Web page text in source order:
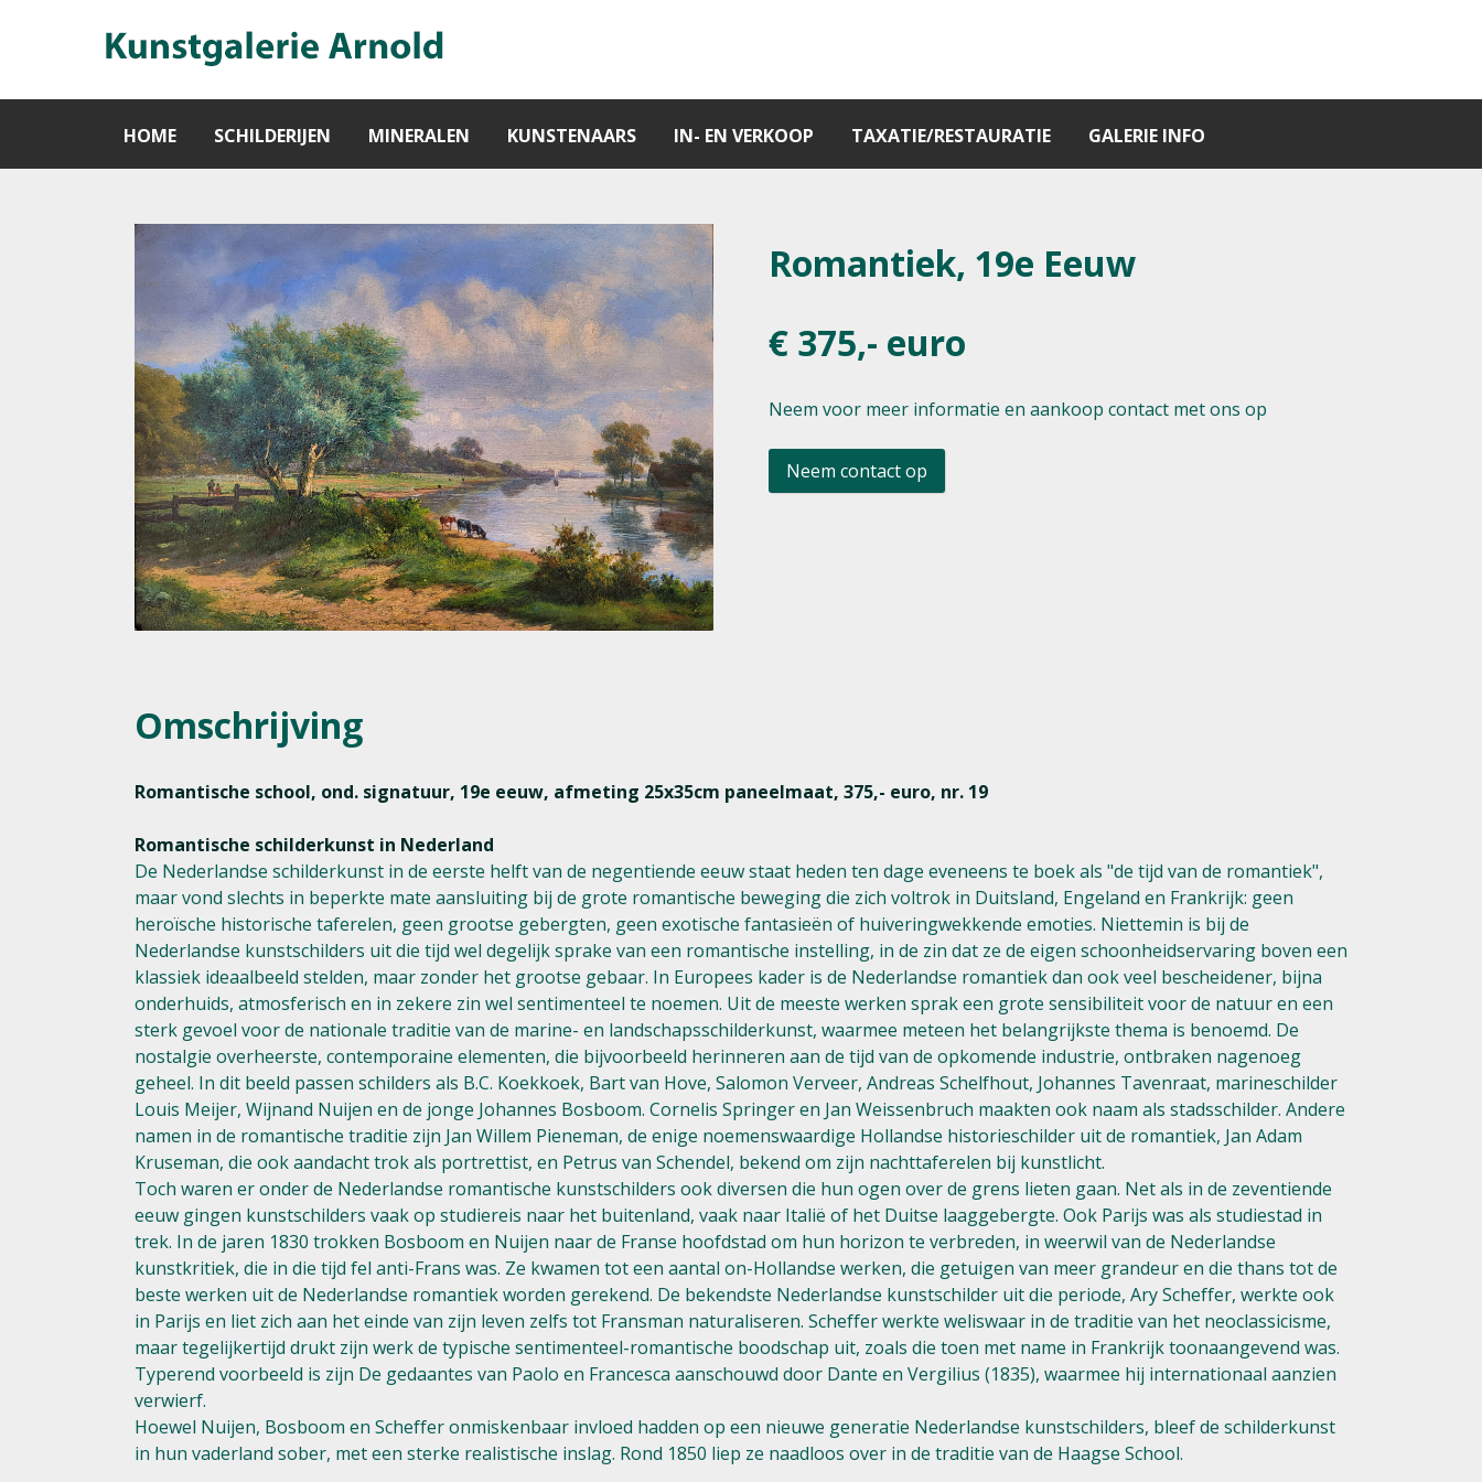
HOME SCHILDERIJEN MINERALEN KUNSTENAARS IN- EN VERKOOP TAXATIE/RESTAURATIE GALERIE INFO
Romantiek, 19e Eeuw
€ 375,- euro
Neem voor meer informatie en aankoop contact met ons op
Neem contact op
Omschrijving
Romantische school, ond. signatuur, 19e eeuw, afmeting 25x35cm paneelmaat, 375,- euro, nr. 19
Romantische schilderkunst in Nederland
De Nederlandse schilderkunst in de eerste helft van de negentiende eeuw staat heden ten dage eveneens te boek als "de tijd van de romantiek",
maar vond slechts in beperkte mate aansluiting bij de grote romantische beweging die zich voltrok in Duitsland, Engeland en Frankrijk: geen
heroïsche historische taferelen, geen grootse gebergten, geen exotische fantasieën of huiveringwekkende emoties. Niettemin is bij de
Nederlandse kunstschilders uit die tijd wel degelijk sprake van een romantische instelling, in de zin dat ze de eigen schoonheidservaring boven een
klassiek ideaalbeeld stelden, maar zonder het grootse gebaar. In Europees kader is de Nederlandse romantiek dan ook veel bescheidener, bijna
onderhuids, atmosferisch en in zekere zin wel sentimenteel te noemen. Uit de meeste werken sprak een grote sensibiliteit voor de natuur en een
sterk gevoel voor de nationale traditie van de marine- en landschapsschilderkunst, waarmee meteen het belangrijkste thema is benoemd. De
nostalgie overheerste, contemporaine elementen, die bijvoorbeeld herinneren aan de tijd van de opkomende industrie, ontbraken nagenoeg
geheel. In dit beeld passen schilders als B.C. Koekkoek, Bart van Hove, Salomon Verveer, Andreas Schelfhout, Johannes Tavenraat, marineschilder
Louis Meijer, Wijnand Nuijen en de jonge Johannes Bosboom. Cornelis Springer en Jan Weissenbruch maakten ook naam als stadsschilder. Andere
namen in de romantische traditie zijn Jan Willem Pieneman, de enige noemenswaardige Hollandse historieschilder uit de romantiek, Jan Adam
Kruseman, die ook aandacht trok als portrettist, en Petrus van Schendel, bekend om zijn nachttaferelen bij kunstlicht.
Toch waren er onder de Nederlandse romantische kunstschilders ook diversen die hun ogen over de grens lieten gaan. Net als in de zeventiende
eeuw gingen kunstschilders vaak op studiereis naar het buitenland, vaak naar Italië of het Duitse laaggebergte. Ook Parijs was als studiestad in
trek. In de jaren 1830 trokken Bosboom en Nuijen naar de Franse hoofdstad om hun horizon te verbreden, in weerwil van de Nederlandse
kunstkritiek, die in die tijd fel anti-Frans was. Ze kwamen tot een aantal on-Hollandse werken, die getuigen van meer grandeur en die thans tot de
beste werken uit de Nederlandse romantiek worden gerekend. De bekendste Nederlandse kunstschilder uit die periode, Ary Scheffer, werkte ook
in Parijs en liet zich aan het einde van zijn leven zelfs tot Fransman naturaliseren. Scheffer werkte weliswaar in de traditie van het neoclassicisme,
maar tegelijkertijd drukt zijn werk de typische sentimenteel-romantische boodschap uit, zoals die toen met name in Frankrijk toonaangevend was.
Typerend voorbeeld is zijn De gedaantes van Paolo en Francesca aanschouwd door Dante en Vergilius (1835), waarmee hij internationaal aanzien
verwierf.
Hoewel Nuijen, Bosboom en Scheffer onmiskenbaar invloed hadden op een nieuwe generatie Nederlandse kunstschilders, bleef de schilderkunst
in hun vaderland sober, met een sterke realistische inslag. Rond 1850 liep ze naadloos over in de traditie van de Haagse School.